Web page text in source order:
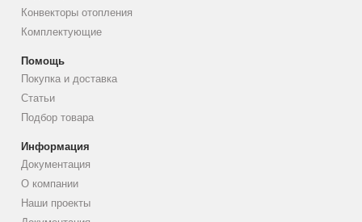
Конвекторы отопления
Комплектующие
Помощь
Покупка и доставка
Статьи
Подбор товара
Информация
Документация
О компании
Наши проекты